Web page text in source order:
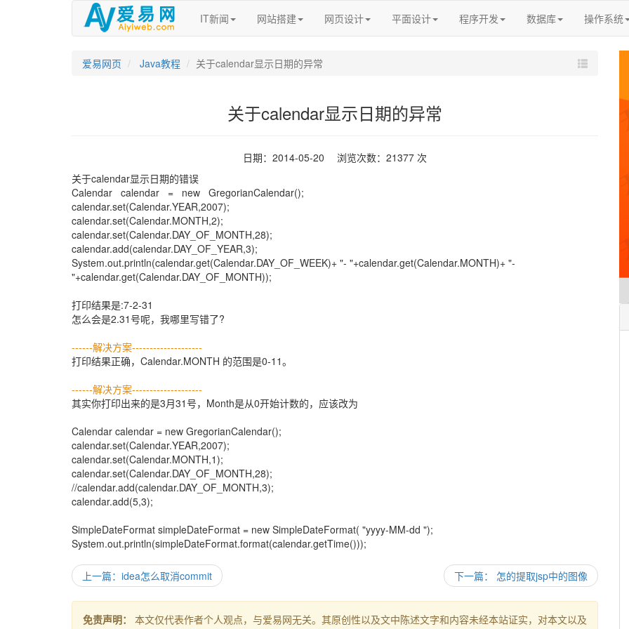
IT新闻 网站搭建 网页设计 平面设计 程序开发 数据库 操作系统
爱易网页 Java教程 关于calendar显示日期的异常
关于calendar显示日期的异常
日期：2014-05-20 浏览次数：21377 次
关于calendar显示日期的错误
Calendar calendar = new GregorianCalendar();
calendar.set(Calendar.YEAR,2007);
calendar.set(Calendar.MONTH,2);
calendar.set(Calendar.DAY_OF_MONTH,28);
calendar.add(calendar.DAY_OF_YEAR,3);
System.out.println(calendar.get(Calendar.DAY_OF_WEEK)+ "- "+calendar.get(Calendar.MONTH)+ "-
"+calendar.get(Calendar.DAY_OF_MONTH));
打印结果是:7-2-31
怎么会是2.31号呢，我哪里写错了?
------解决方案--------------------
打印结果正确，Calendar.MONTH 的范围是0-11。
------解决方案--------------------
其实你打印出来的是3月31号，Month是从0开始计数的，应该改为
Calendar calendar = new GregorianCalendar();
calendar.set(Calendar.YEAR,2007);
calendar.set(Calendar.MONTH,1);
calendar.set(Calendar.DAY_OF_MONTH,28);
//calendar.add(calendar.DAY_OF_MONTH,3);
calendar.add(5,3);
SimpleDateFormat simpleDateFormat = new SimpleDateFormat( "yyyy-MM-dd ");
System.out.println(simpleDateFormat.format(calendar.getTime()));
上一篇：idea怎么取消commit 下一篇： 怎的提取jsp中的图像
免责声明：
本文仅代表作者个人观点，与爱易网无关。其原创性以及文中陈述文字和内容未经本站证实，对本文以及